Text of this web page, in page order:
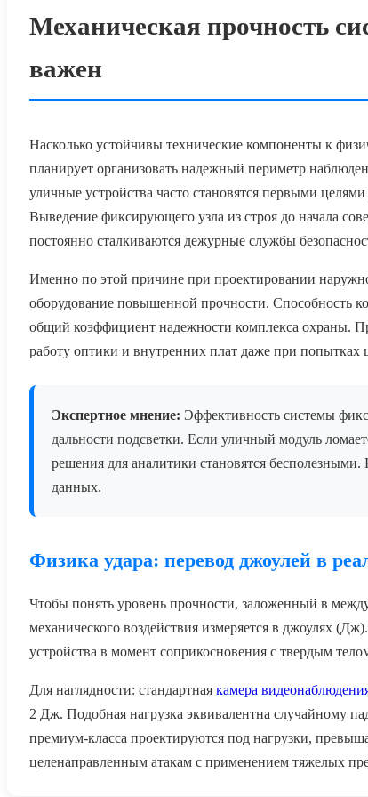
Механическая прочность
важен
Насколько устойчивы технические компоненты к
планирует организовать надежный периметр
уличные устройства часто становятся первыми
Выведение фиксирующего узла из строя до начала
постоянно сталкиваются дежурные службы
Именно по этой причине при проектировании
оборудование повышенной прочности. Способность
общий коэффициент надежности комплекса охраны.
работу оптики и внутренних плат даже при попытках
Экспертное мнение: Эффективность системы
дальности подсветки. Если уличный модуль
решения для аналитики становятся
данных.
Физика удара: перевод джоулей в
Чтобы понять уровень прочности, заложенный в
механического воздействия измеряется в джоулях
устройства в момент соприкосновения с твердым
Для наглядности: стандартная камера
2 Дж. Подобная нагрузка эквивалентна случайному
премиум-класса проектируются под нагрузки,
целенаправленным атакам с применением тяжелых